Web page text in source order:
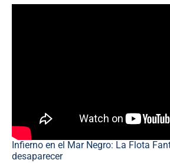
Infierno en el Mar Negro: La Flota
desaparecer